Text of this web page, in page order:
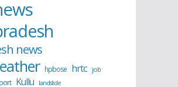
news
hpbose hrtc job
Kullu landslide